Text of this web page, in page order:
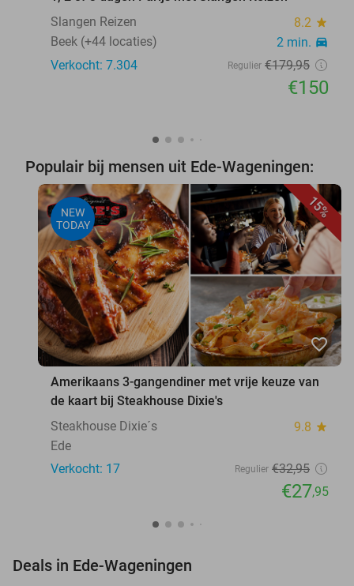
Slangen Reizen
8.2 star
Beek (+44 locaties) 2 min. directions_car
Verkocht: 7.304 Regulier €179,95
€150
Populair bij mensen uit Ede-Wageningen:
15%
NEW
TODAY
favorite_border
Amerikaans 3-gangendiner met vrije keuze van
de kaart bij Steakhouse Dixie's
Steakhouse Dixie´s
9.8 star
Ede
Verkocht: 17
Regulier €32,95
€27,95
Deals in Ede-Wageningen